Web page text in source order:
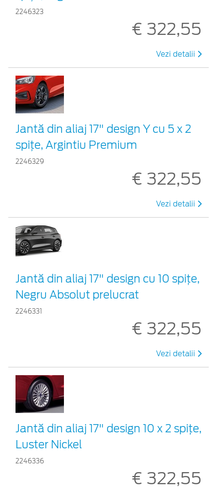
2246323
€ 322,55
Vezi detalii
Jantă din aliaj 17" design Y cu 5 x 2
spițe, Argintiu Premium
2246329
€ 322,55
Vezi detalii
Jantă din aliaj 17" design cu 10 spițe,
Negru Absolut prelucrat
2246331
€ 322,55
Vezi detalii
Jantă din aliaj 17" design 10 x 2 spițe,
Luster Nickel
2246336
€ 322,55